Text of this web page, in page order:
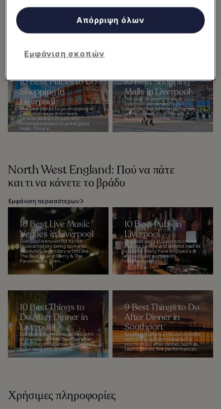
North West England: Πού να
Εμφάνιση περισσότερων
10 Best Places to Go
Shopping in
Liverpool
The best places to go shopping in
Liverpool range from lively
pedestrianized streets and
covered markets to prestigious
malls. Once a...
10 Best Shopping
Malls in Liverpool
The best shopping malls in
Liverpool conveniently pull
together the best retail therapy
under a single roof. Historic
buildings around the...
North West England: Πού να πάτε
και τι να κάνετε το βράδυ
Εμφάνιση περισσότερων
10 Best Live Music
Venues in Liverpool
Liverpool is known for its rich
musical history being home to
absolutely legendary artists like
The Beatles and Gerry & The
Pacemakers. Even...
10 Best Pubs in
Liverpool
The best pubs in Liverpool crowd
the city centre and spill out into its
suburbs. Many have enjoyed a
storied past, some with
connections to...
10 Best Things to
Do After Dinner in
Liverpool
Liverpool’s nightlife is packed with
all manner of thrills to enjoy after
dark. This city is renowned for its
fun-loving and, at times...
9 Best Things to Do
After Dinner in
Southport
Southport offers a vibrant nightlife
with many options available for
you to enjoy after dinner, such as
casino games, live performances...
Χρήσιμες πληροφορίες
Εμφάνιση σκοπών
Απόρριψη όλων